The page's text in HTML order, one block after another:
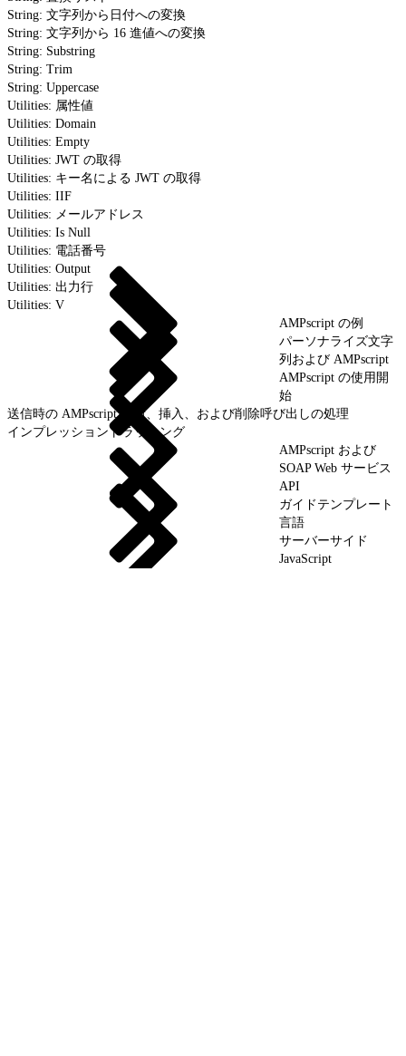
String: 文字列から日付への変換
String: 文字列から 16 進値への変換
String: Substring
String: Trim
String: Uppercase
Utilities: 属性値
Utilities: Domain
Utilities: Empty
Utilities: JWT の取得
Utilities: キー名による JWT の取得
Utilities: IIF
Utilities: メールアドレス
Utilities: Is Null
Utilities: 電話番号
Utilities: Output
Utilities: 出力行
Utilities: V
AMPscript の例
パーソナライズ文字
列および AMPscript
AMPscript の使用開
始
送信時の AMPscript 更新、挿入、および削除呼び出しの処理
インプレッショントラッキング
AMPscript および
SOAP Web サービス
API
ガイドテンプレート
言語
サーバーサイド
JavaScript